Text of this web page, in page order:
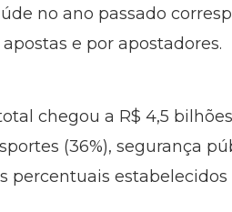
no ano passado
e por apostadores.
chegou a R$ 4,5
(36%), segurança
percentuais estabelecidos